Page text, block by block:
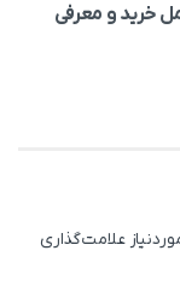
خرید و معرفی
علامت‌گذاری